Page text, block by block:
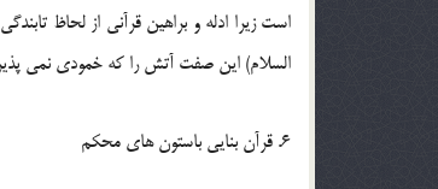
است زیرا ادله و براهین قرآنی از لحاظ
السلام) این صفت آتش را که خمودی نمی
6. قرآن بنایی باستون های محکم